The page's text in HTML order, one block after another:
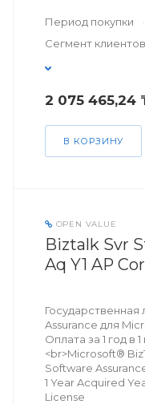
Период покупки
Сегмент клиентов
2 075 465,24
В КОРЗИНУ
OPEN VALUE
Biztalk Svr
Aq Y1 AP
Государственная
Assurance для
Оплата за 1 год в
<br>Microsoft®
Software
1 Year Acquired
License